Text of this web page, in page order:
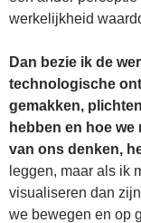
werkelijkheid
Dan bezie ik de
technologische
gemakken,
hebben en hoe we
van ons denken,
leggen, maar als ik
visualiseren dan
we bewegen en op